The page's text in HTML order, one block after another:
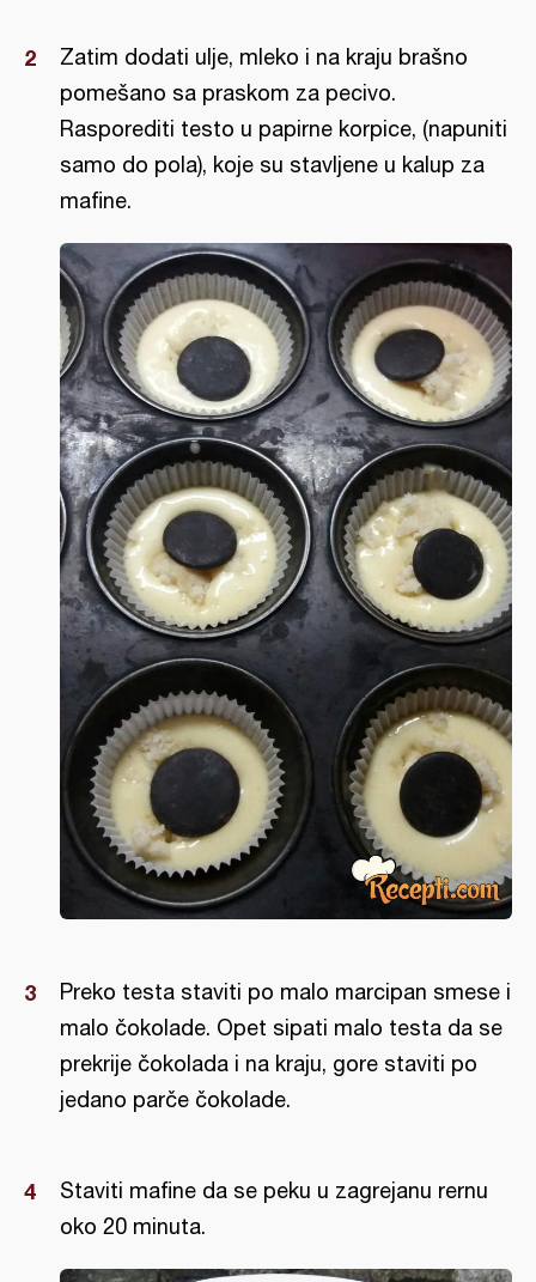
Zatim dodati ulje, mleko i na kraju brašno
pomešano sa praskom za pecivo.
Rasporediti testo u papirne korpice, (napuniti
samo do pola), koje su stavljene u kalup za
mafine.
Preko testa staviti po malo marcipan smese i
malo čokolade. Opet sipati malo testa da se
prekrije čokolada i na kraju, gore staviti po
jedano parče čokolade.
Staviti mafine da se peku u zagrejanu rernu
oko 20 minuta.